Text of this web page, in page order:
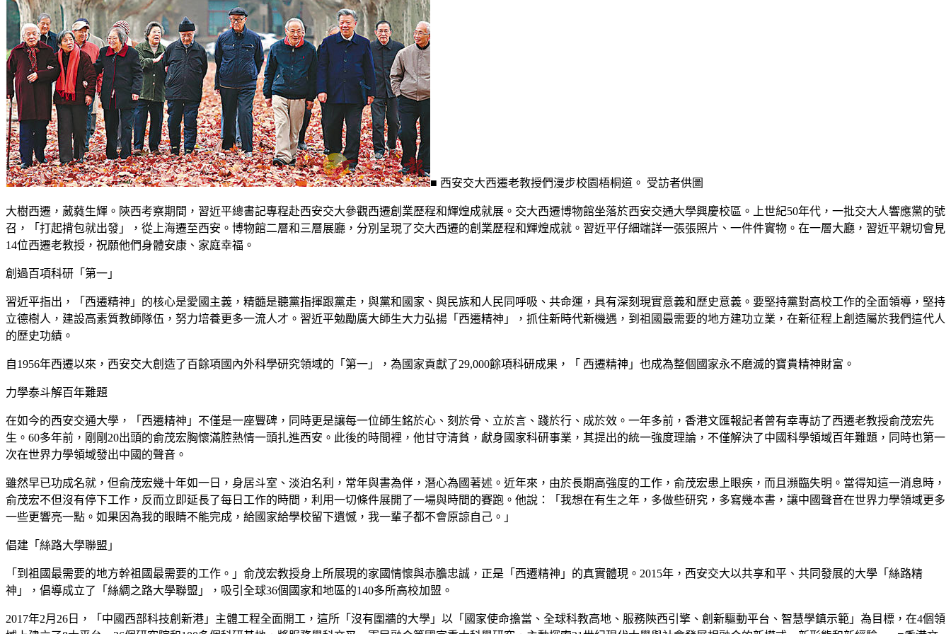
■ 西安交大西遷老教授們漫步校園梧桐道。 受訪者供圖
大樹西遷，葳蕤生輝。陝西考察期間，習近平總書記專程赴西安交大參觀西遷創業歷程和輝煌成就展。交大西遷博物館坐落於西安交通大學興慶校區。上世紀50年代，一批交大人響應黨的號
召，「打起揹包就出發」，從上海遷至西安。博物館二層和三層展廳，分別呈現了交大西遷的創業歷程和輝煌成就。習近平仔細端詳一張張照片、一件件實物。在一層大廳，習近平親切會見
14位西遷老教授，祝願他們身體安康、家庭幸福。
創過百項科研「第一」
習近平指出，「西遷精神」的核心是愛國主義，精髓是聽黨指揮跟黨走，與黨和國家、與民族和人民同呼吸、共命運，具有深刻現實意義和歷史意義。要堅持黨對高校工作的全面領導，堅持
立德樹人，建設高素質教師隊伍，努力培養更多一流人才。習近平勉勵廣大師生大力弘揚「西遷精神」，抓住新時代新機遇，到祖國最需要的地方建功立業，在新征程上創造屬於我們這代人
的歷史功績。
自1956年西遷以來，西安交大創造了百餘項國內外科學研究領域的「第一」，為國家貢獻了29,000餘項科研成果，「 西遷精神」也成為整個國家永不磨滅的寶貴精神財富。
力學泰斗解百年難題
在如今的西安交通大學，「西遷精神」不僅是一座豐碑，同時更是讓每一位師生銘於心、刻於骨、立於言、踐於行、成於效。一年多前，香港文匯報記者曾有幸專訪了西遷老教授俞茂宏先
生。60多年前，剛剛20出頭的俞茂宏胸懷滿腔熱情一頭扎進西安。此後的時間裡，他甘守清貧，獻身國家科研事業，其提出的統一強度理論，不僅解決了中國科學領域百年難題，同時也第一
次在世界力學領域發出中國的聲音。
雖然早已功成名就，但俞茂宏幾十年如一日，身居斗室、淡泊名利，常年與書為伴，潛心為國著述。近年來，由於長期高強度的工作，俞茂宏患上眼疾，而且瀕臨失明。當得知這一消息時，
俞茂宏不但沒有停下工作，反而立即延長了每日工作的時間，利用一切條件展開了一場與時間的賽跑。他說：「我想在有生之年，多做些研究，多寫幾本書，讓中國聲音在世界力學領域更多
一些更響亮一點。如果因為我的眼睛不能完成，給國家給學校留下遺憾，我一輩子都不會原諒自己。」
倡建「絲路大學聯盟」
「到祖國最需要的地方幹祖國最需要的工作。」俞茂宏教授身上所展現的家國情懷與赤膽忠誠，正是「西遷精神」的真實體現。2015年，西安交大以共享和平、共同發展的大學「絲路精
神」，倡導成立了「絲綢之路大學聯盟」，吸引全球36個國家和地區的140多所高校加盟。
2017年2月26日，「中國西部科技創新港」主體工程全面開工，這所「沒有圍牆的大學」以「國家使命擔當、全球科教高地、服務陝西引擎、創新驅動平台、智慧學鎮示範」為目標，在4個領